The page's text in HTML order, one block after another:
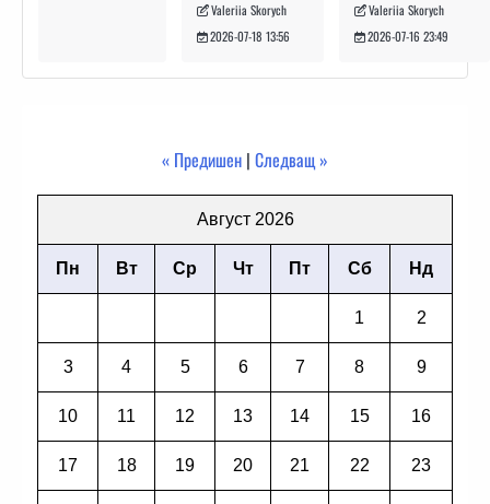
Valeriia Skorych
2026-07-18 13:56
Valeriia Skorych
2026-07-16 23:49
« Предишен | Следващ »
Август 2026
Пн Вт Ср Чт Пт Сб Нд
1 2
3 4 5 6 7 8 9
10 11 12 13 14 15 16
17 18 19 20 21 22 23